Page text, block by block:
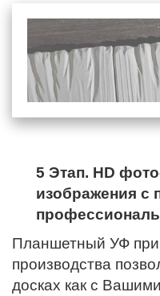
5 Этап. HD
изображения
Планшетный УФ
производства
досках как с